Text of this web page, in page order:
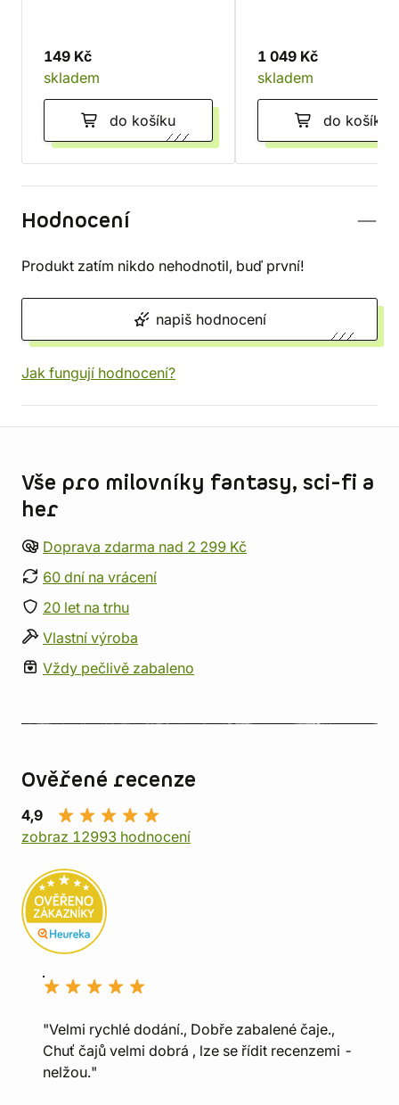
149 Kč
skladem
do košíku
1 049 Kč
skladem
do košíku
Hodnocení
Produkt zatím nikdo nehodnotil, buď první!
napiš hodnocení
Jak fungují hodnocení?
Vše pro milovníky fantasy, sci-fi a
her
Doprava zdarma nad 2 299 Kč
60 dní na vrácení
20 let na trhu
Vlastní výroba
Vždy pečlivě zabaleno
Ověřené recenze
4,9
zobraz 12993 hodnocení
"Velmi rychlé dodání., Dobře zabalené čaje.,
Chuť čajů velmi dobrá , lze se řídit recenzemi -
nelžou."